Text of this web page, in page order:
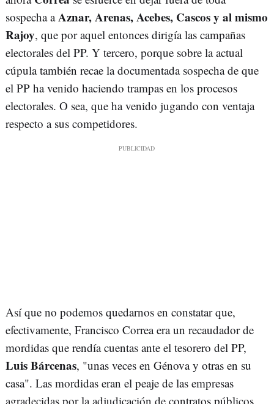
sospecha aAznar, Arenas, Acebes, Cascos y al mismo
Rajoy, que por aquel entonces dirigía las campañas
electorales del PP. Y tercero, porque sobre la actual
cúpula también recae la documentada sospecha de que
el PP ha venido haciendo trampas en los procesos
electorales. O sea, que ha venido jugando con ventaja
respecto a sus competidores.
Así que no podemos quedarnos en constatar que,
efectivamente, Francisco Correa era un recaudador de
mordidas que rendía cuentas ante el tesorero del PP,
Luis Bárcenas, "unas veces en Génova y otras en su
casa". Las mordidas eran el peaje de las empresas
agradecidas por la adjudicación de contratos públicos,